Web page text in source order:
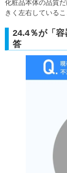
化粧品本体の品質
きく左右している
24.4％が「容
答